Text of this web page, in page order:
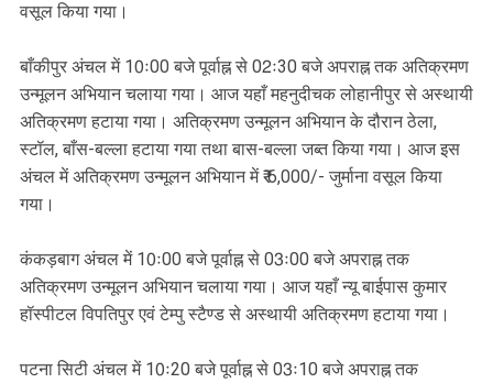
वसूल किया गया।
बाँकीपुर अंचल में 10ः00 बजे पूर्वाह्न से 02ः30 बजे अपराह्न तक अतिक्रमण
उन्मूलन अभियान चलाया गया। आज यहाँ महनुदीचक लोहानीपुर से अस्थायी
अतिक्रमण हटाया गया। अतिक्रमण उन्मूलन अभियान के दौरान ठेला,
स्टॉल, बाँस-बल्ला हटाया गया तथा बास-बल्ला जब्त किया गया। आज इस
अंचल में अतिक्रमण उन्मूलन अभियान में ₹ 6,000/- जुर्माना वसूल किया
गया।
कंकड़बाग अंचल में 10ः00 बजे पूर्वाह्न से 03ः00 बजे अपराह्न तक
अतिक्रमण उन्मूलन अभियान चलाया गया। आज यहाँ न्यू बाईपास कुमार
हॉस्पीटल विपतिपुर एवं टेम्पु स्टैण्ड से अस्थायी अतिक्रमण हटाया गया।
पटना सिटी अंचल में 10ः20 बजे पूर्वाह्न से 03ः10 बजे अपराह्न तक